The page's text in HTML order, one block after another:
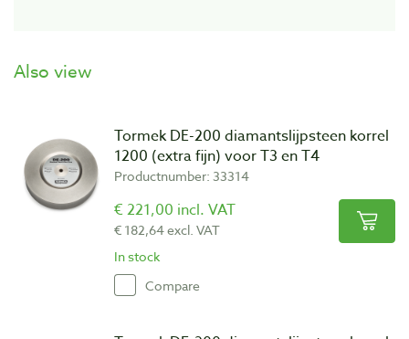
Also view
Tormek DE-200 diamantslijpsteen korrel
1200 (extra fijn) voor T3 en T4
Productnumber: 33314
€ 221,00 incl. VAT
€ 182,64 excl. VAT
In stock
Compare